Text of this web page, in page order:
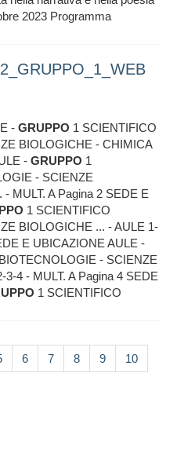
2023 Programma
- GRUPPO 1 SCIENTIFICO
BIOLOGICHE - CHIMICA
- GRUPPO 1
- SCIENZE
MULT. A Pagina 2 SEDE E
1 SCIENTIFICO
BIOLOGICHE ... - AULE 1-
E UBICAZIONE AULE -
- SCIENZE
4 - MULT. A Pagina 4 SEDE
1 SCIENTIFICO
6 7 8 9 10